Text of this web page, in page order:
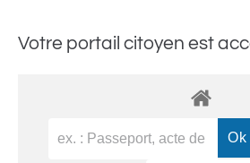
Votre portail citoyen est